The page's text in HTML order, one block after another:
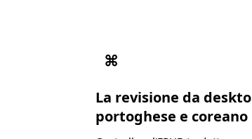
⌘
La revisione da
portoghese e coreano